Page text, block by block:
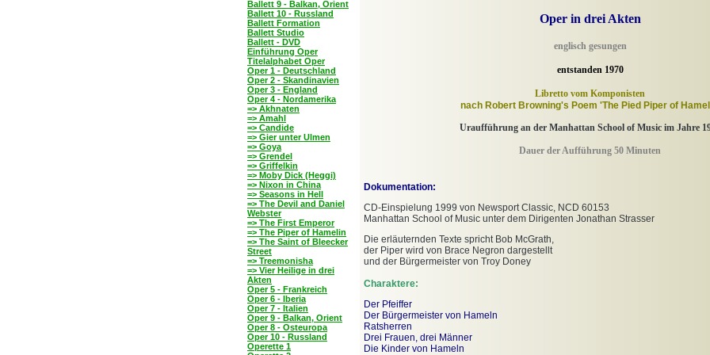
Ballett 9 - Balkan, Orient
Ballett 10 - Russland
Ballett Formation
Ballett Studio
Ballett - DVD
Einführung Oper
Titelalphabet Oper
Oper 1 - Deutschland
Oper 2 - Skandinavien
Oper 3 - England
Oper 4 - Nordamerika
=> Akhnaten
=> Amahl
=> Candide
=> Gier unter Ulmen
=> Goya
=> Grendel
=> Griffelkin
=> Moby Dick (Heggi)
=> Nixon in China
=> Seasons in Hell
=> The Devil and Daniel
Webster
=> The First Emperor
=> The Piper of Hamelin
=> The Saint of Bleecker
Street
=> Treemonisha
=> Vier Heilige in drei
Akten
Oper 5 - Frankreich
Oper 6 - Iberia
Oper 7 - Italien
Oper 9 - Balkan, Orient
Oper 8 - Osteuropa
Oper 10 - Russland
Operette 1
Oper in drei Akten
englisch gesungen
entstanden 1970
Libretto vom Komponisten
nach Robert Browning's Poem 'The Pied Piper of
Uraufführung an der Manhattan School of Music im Jahre
Dauer der Aufführung 50 Minuten
Dokumentation:
CD-Einspielung 1999 von Newsport Classic, NCD 60153
Manhattan School of Music unter dem Dirigenten Jonathan Strasser
Die erläuternden Texte spricht Bob McGrath,
der Piper wird von Brace Negron dargestellt
und der Bürgermeister von Troy Doney
Charaktere:
Der Pfeiffer
Der Bürgermeister von Hameln
Ratsherren
Drei Frauen, drei Männer
Die Kinder von Hameln